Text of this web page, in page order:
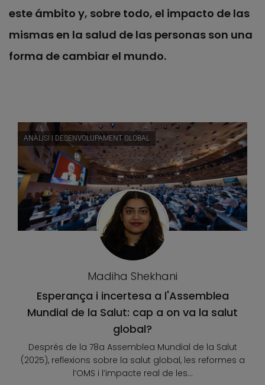
este ámbito y, sobre todo, el impacto de las
mismas en la salud de las personas son una
forma de cambiar el mundo.
Madiha Shekhani
Esperança i incertesa a l'Assemblea
Mundial de la Salut: cap a on va la salut
global?
Després de la 78a Assemblea Mundial de la Salut
(2025), reflexions sobre la salut global, les reformes a
l’OMS i l’impacte real de les...
ANÀLISI I DESENVOLUPAMENT GLOBAL